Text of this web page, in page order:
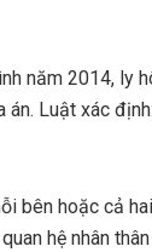
năm 2014, ly
Luật xác
bên hoặc cả
hệ nhân